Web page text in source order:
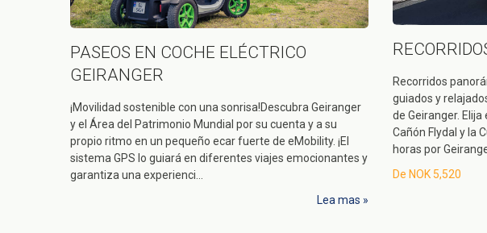
PASEOS EN COCHE ELÉCTRICO
GEIRANGER
¡Movilidad sostenible con una sonrisa!Descubra Geiranger
y el Área del Patrimonio Mundial por su cuenta y a su
propio ritmo en un pequeño ecar fuerte de eMobility. ¡El
sistema GPS lo guiará en diferentes viajes emocionantes y
garantiza una experienci...
Lea mas
Recorridos
guiados y
de Geiranger.
Cañón Flydal y la
horas por
De NOK 5,520